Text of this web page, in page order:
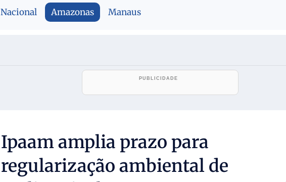
Nacional Amazonas Manaus
Ipaam amplia prazo para
regularização ambiental de